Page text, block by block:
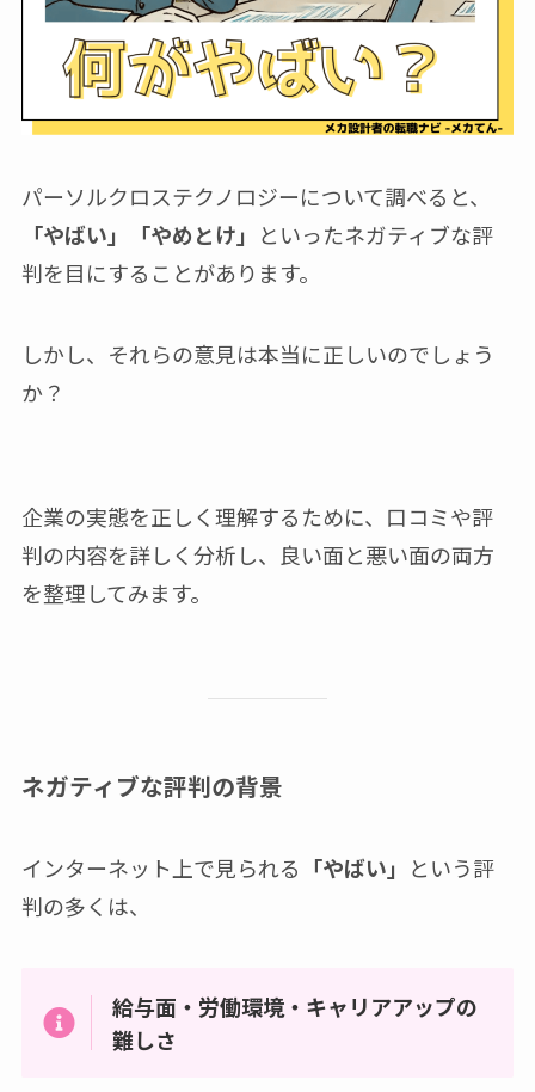
パーソルクロステクノロジーについて調べると、
「やばい」「やめとけ」 といったネガティブな評
判を目にすることがあります。
しかし、それらの意見は本当に正しいのでしょう
か？
企業の実態を正しく理解するために、口コミや評
判の内容を詳しく分析し、良い面と悪い面の両方
を整理してみます。
ネガティブな評判の背景
インターネット上で見られる 「やばい」 という評
判の多くは、
給与面・労働環境・キャリアアップの
難しさ